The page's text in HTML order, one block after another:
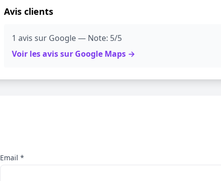
Avis clients
1 avis sur Google — Note: 5/5
Voir les avis sur Google Maps →
Email *